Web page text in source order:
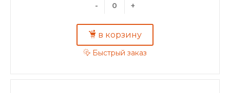
- +
в корзину
Быстрый заказ